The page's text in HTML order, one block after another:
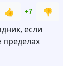
👍 +7
👎
если
пределах